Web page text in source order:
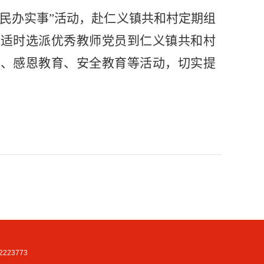
实事”活动，赴仁义镇共和村定期组
时选派优秀教师党员到仁义镇共和村
感恩教育、安全教育等活动，切实提